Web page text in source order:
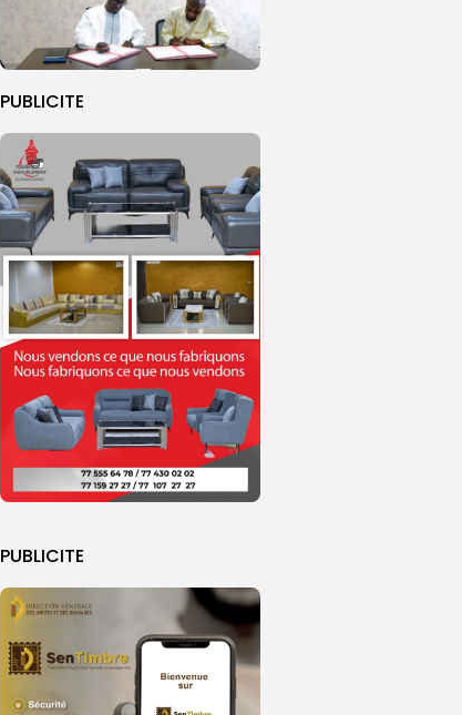
PUBLICITE
PUBLICITE